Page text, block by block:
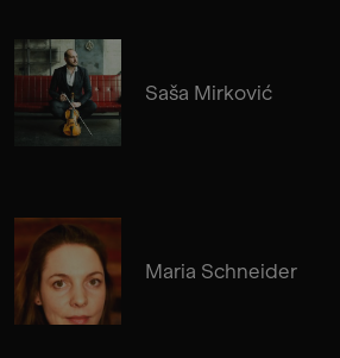
Saša Mirković
Maria Schneider